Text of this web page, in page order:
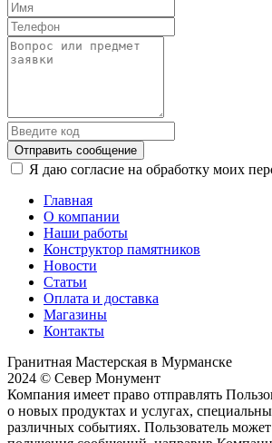
Отправить сообщение
Я даю согласие на обработку моих
Главная
О компании
Наши работы
Конструктор памятников
Новости
Статьи
Оплата и доставка
Магазины
Контакты
Гранитная Мастерская в Мурманске
2024 © Север Монумент
Компания имеет право отправлять
о новых продуктах и услугах,
различных событиях. Пользователь может